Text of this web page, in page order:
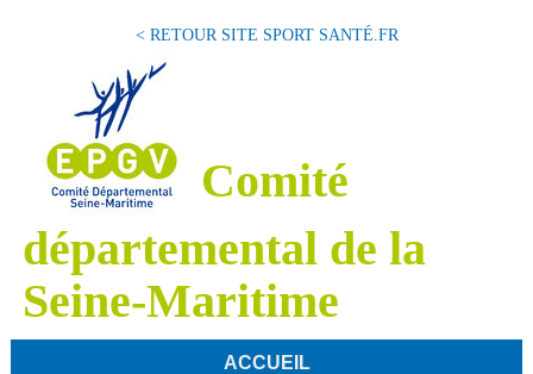
< RETOUR SITE SPORT SANTÉ.FR
Comité
départemental de la
Seine-Maritime
ACCUEIL